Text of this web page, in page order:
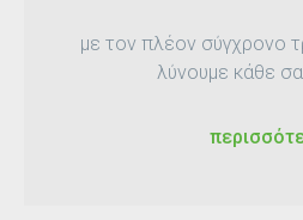
με τον πλέον σύγχρονο
λύνουμε κάθε